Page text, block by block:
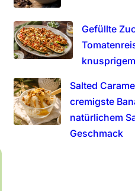
Gefüllte
Salted
cremigste
natürlichem
Geschmack